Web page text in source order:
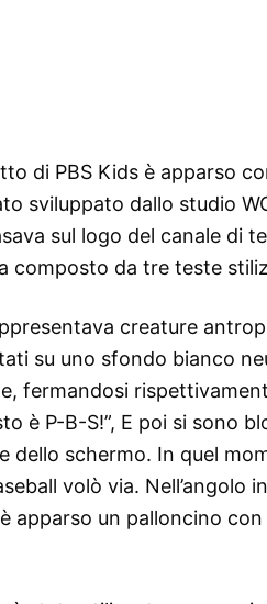
di PBS Kids è apparso
sviluppato dallo studio
sul logo del canale di
composto da tre teste
creature
su uno sfondo bianco
fermandosi
è P-B-S!”, E poi si sono
dello schermo. In quel
volò via. Nell’angolo
apparso un palloncino